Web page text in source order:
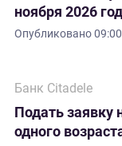
ноября 2026
Опубликовано
Банк Citadele
Подать заявку
одного